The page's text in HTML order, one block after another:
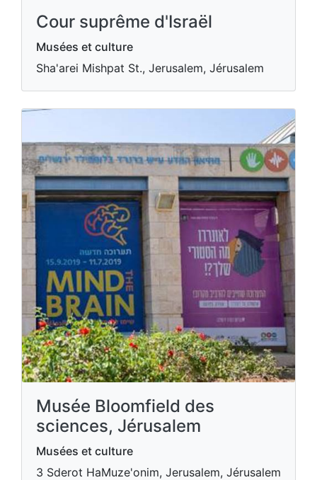
Cour suprême d'Israël
Musées et culture
Sha'arei Mishpat St., Jerusalem, Jérusalem
Musée Bloomfield des
sciences, Jérusalem
Musées et culture
3 Sderot HaMuze'onim, Jerusalem, Jérusalem